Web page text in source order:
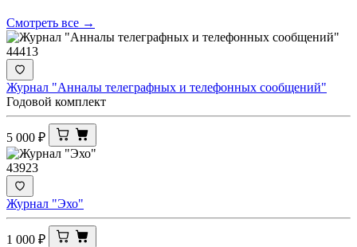
Смотреть все →
44413
Журнал "Анналы телеграфных и телефонных сообщений"
Годовой комплект
5 000 ₽
43923
Журнал "Эхо"
1 000 ₽